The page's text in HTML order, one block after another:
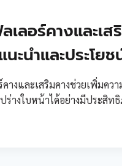
เลอร์คางและเส
ะนำและประโยช
างและเสริมคางช่วยเพิ่มคว
ร่างใบหน้าได้อย่างมีประสิท